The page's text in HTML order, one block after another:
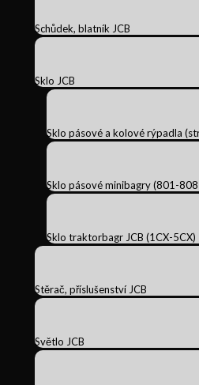
Schůdek, blatník JCB
Sklo JCB
Sklo pásové a kolové rýpadla
Sklo pásové minibagry (801-
Sklo traktorbagr JCB (1CX-5CX)
Stěrač, příslušenství JCB
Světlo JCB